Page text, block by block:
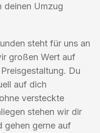
deinen Umzug
steht für uns an
großen Wert auf
Du
auf dich
versteckte
stehen wir dir
gehen gerne auf